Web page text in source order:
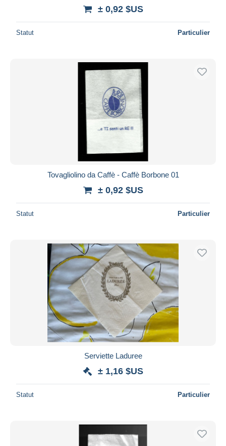
± 0,92 $US
Statut Particulier
Tovagliolino da Caffè - Caffè Borbone 01
± 0,92 $US
Statut Particulier
Serviette Laduree
± 1,16 $US
Statut Particulier